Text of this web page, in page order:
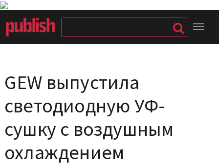
GEW выпустила
светодиодную УФ-
сушку с воздушным
охлаждением